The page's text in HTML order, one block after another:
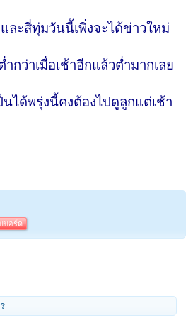
ละสี่ทุ่มวันนี้เพิ่งจะได้ข่าวใหม่
กว่าเมื่อเช้าอีกแล้วต่ำมากเลย
นได้พรุ่งนี้คงต้องไปดูลูกแต่เช้า
บอร์ด